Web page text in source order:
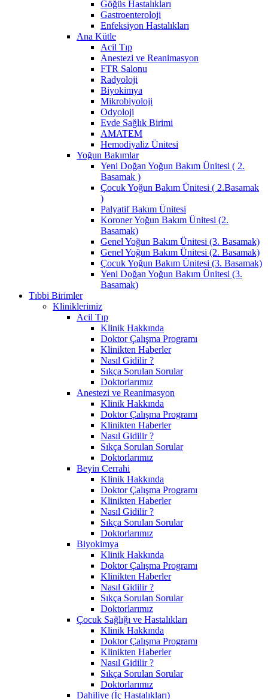
Göğüs Hastalıkları
Gastroenteroloji
Enfeksiyon Hastalıkları
Ana Kütle
Acil Tıp
Anestezi ve Reanimasyon
FTR Salonu
Radyoloji
Biyokimya
Mikrobiyoloji
Odyoloji
Evde Sağlık Birimi
AMATEM
Hemodiyaliz Ünitesi
Yoğun Bakımlar
Yeni Doğan Yoğun Bakım Ünitesi ( 2.
Basamak )
Çocuk Yoğun Bakım Ünitesi ( 2.Basamak
)
Palyatif Bakım Ünitesi
Koroner Yoğun Bakım Ünitesi (2.
Basamak)
Genel Yoğun Bakım Ünitesi (3. Basamak)
Genel Yoğun Bakım Ünitesi (2. Basamak)
Çocuk Yoğun Bakım Ünitesi (3. Basamak)
Yeni Doğan Yoğun Bakım Ünitesi (3.
Basamak)
Tıbbi Birimler
Kliniklerimiz
Acil Tıp
Klinik Hakkında
Doktor Çalışma Programı
Klinikten Haberler
Nasıl Gidilir ?
Sıkça Sorulan Sorular
Doktorlarımız
Anestezi ve Reanimasyon
Klinik Hakkında
Doktor Çalışma Programı
Klinikten Haberler
Nasıl Gidilir ?
Sıkça Sorulan Sorular
Doktorlarımız
Beyin Cerrahi
Klinik Hakkında
Doktor Çalışma Programı
Klinikten Haberler
Nasıl Gidilir ?
Sıkça Sorulan Sorular
Doktorlarımız
Biyokimya
Klinik Hakkında
Doktor Çalışma Programı
Klinikten Haberler
Nasıl Gidilir ?
Sıkça Sorulan Sorular
Doktorlarımız
Çocuk Sağlığı ve Hastalıkları
Klinik Hakkında
Doktor Çalışma Programı
Klinikten Haberler
Nasıl Gidilir ?
Sıkça Sorulan Sorular
Doktorlarımız
Dahiliye (İç Hastalıkları)